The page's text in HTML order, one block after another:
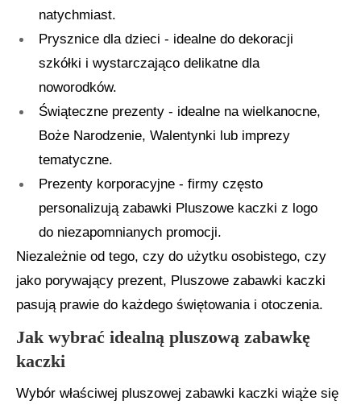
natychmiast.
Prysznice dla dzieci - idealne do dekoracji
szkółki i wystarczająco delikatne dla
noworodków.
Świąteczne prezenty - idealne na wielkanocne,
Boże Narodzenie, Walentynki lub imprezy
tematyczne.
Prezenty korporacyjne - firmy często
personalizują zabawki Pluszowe kaczki z logo
do niezapomnianych promocji.
Niezależnie od tego, czy do użytku osobistego, czy
jako porywający prezent, Pluszowe zabawki kaczki
pasują prawie do każdego świętowania i otoczenia.
Jak wybrać idealną pluszową zabawkę
kaczki
Wybór właściwej pluszowej zabawki kaczki wiąże się